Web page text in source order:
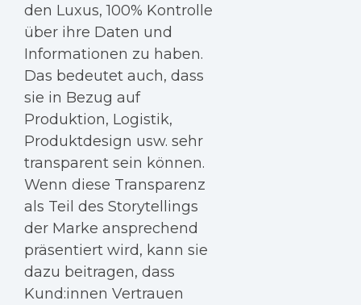
den Luxus, 100% Kontrolle
über ihre Daten und
Informationen zu haben.
Das bedeutet auch, dass
sie in Bezug auf
Produktion, Logistik,
Produktdesign usw. sehr
transparent sein können.
Wenn diese Transparenz
als Teil des Storytellings
der Marke ansprechend
präsentiert wird, kann sie
dazu beitragen, dass
Kund:innen Vertrauen